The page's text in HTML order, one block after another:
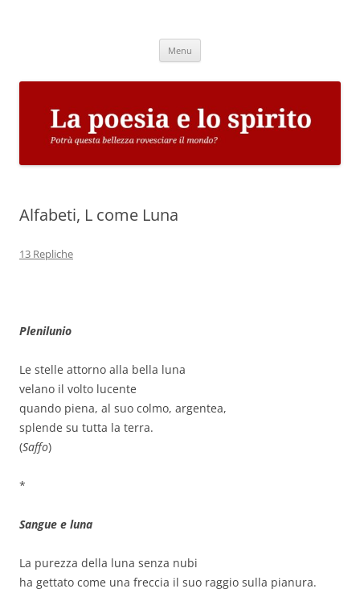
Menu
Alfabeti, L come Luna
13 Repliche
Plenilunio
Le stelle attorno alla bella luna
velano il volto lucente
quando piena, al suo colmo, argentea,
splende su tutta la terra.
(Saffo)
*
Sangue e luna
La purezza della luna senza nubi
ha gettato come una freccia il suo raggio sulla pianura.